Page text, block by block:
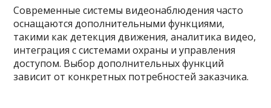
Современные системы видеонаблюдения часто
оснащаются дополнительными функциями,
такими как детекция движения, аналитика видео,
интеграция с системами охраны и управления
доступом. Выбор дополнительных функций
зависит от конкретных потребностей заказчика.